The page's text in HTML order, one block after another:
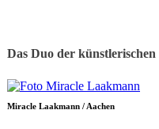
Das Duo der
Miracle Laakmann / Aachen